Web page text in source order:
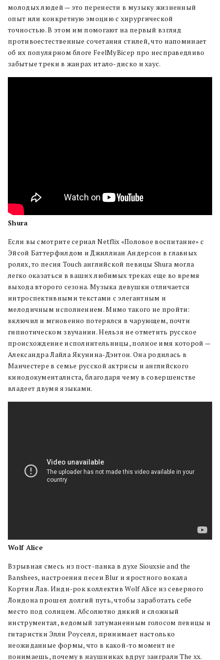
молодых людей — это перенести в музыку жизненный
опыт или конкретную эмоцию с хирургической
точностью. В этом им помогают на первый взгляд
противоестественные сочетания стилей, что напоминает
об их популярном блоге FeelMyBicep про несправедливо
забытые треки в жанрах итало-диско и хаус.
Shura
Если вы смотрите сериал Netflix «Половое воспитание» с
Эйсой Баттерфилдом и Джиллиан Андерсон в главных
ролях, то песня Touch английской певицы Shura могла
легко оказаться в ваших любимых треках еще во время
выхода второго сезона. Музыка девушки отличается
интроспективными текстами c элегантным и
мелодичным исполнением. Мимо такого не пройти:
включил и мгновенно потерялся в чарующем, почти
гипнотическом звучании. Нельзя не отметить русское
происхождение исполнительницы, полное имя которой —
Александра Лайла Якунина-Дэнтон. Она родилась в
Манчестере в семье русской актрисы и английского
кинодокументалиста, благодаря чему в совершенстве
владеет двумя языками.
Wolf Alice
Взрывная смесь из пост-панка в духе Siouxsie and the
Banshees, настроения песен Blur и яростного вокала
Кортни Лав. Инди-рок коллектив Wolf Alice из северного
Лондона прошел долгий путь, чтобы заработать себе
место под солнцем. Абсолютно дикий и сложный
инструментал, ведомый затуманенным голосом певицы и
гитаристки Элли Роуселл, принимает настолько
неожиданные формы, что в какой-то момент не
понимаешь, почему в наушниках вдруг заиграли The xx.